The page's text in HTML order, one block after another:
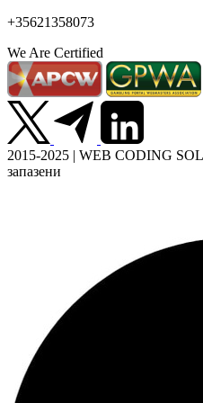
+35621358073
We Are Certified
2015-2025 | WEB CODING
запазени